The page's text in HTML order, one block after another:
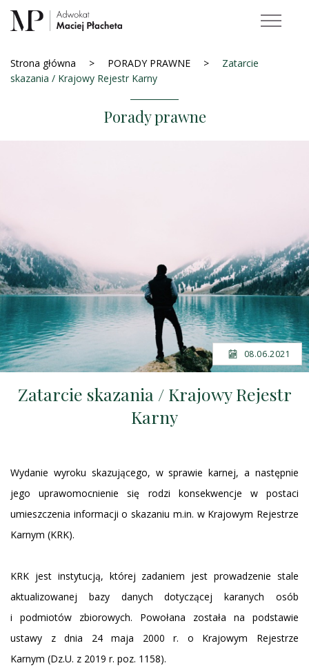
Strona główna PORADY PRAWNE
Zatarcie
skazania / Krajowy Rejestr Karny
Porady prawne
08.06.2021
Zatarcie skazania / Krajowy Rejestr
Karny
Wydanie wyroku skazującego, w sprawie karnej, a następnie
jego uprawomocnienie się rodzi konsekwencje w postaci
umieszczenia informacji o skazaniu m.in. w Krajowym Rejestrze
Karnym (KRK).
KRK jest instytucją, której zadaniem jest prowadzenie stale
aktualizowanej bazy danych dotyczącej karanych osób
i podmiotów zbiorowych. Powołana została na podstawie
ustawy z dnia 24 maja 2000 r. o Krajowym Rejestrze
Karnym (Dz.U. z 2019 r. poz. 1158).